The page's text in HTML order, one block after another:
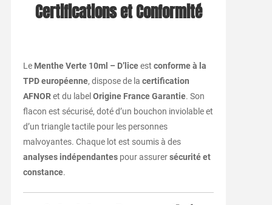
CertificationsetConformité
Le MentheVerte 10ml – D’liceest conformeà la
TPDeuropéenne, disposede la certification
AFNORet du label Origine FranceGarantie. Son
flacon est sécurisé, dotéd’un bouchon inviolableet
d’un triangletactile pour les personnes
malvoyantes. Chaque lot est soumisà des
analyses indépendantes pourassurersécuritéet
constance.